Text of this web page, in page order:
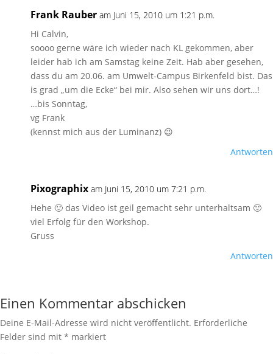
Frank Rauber am Juni 15, 2010 um 1:21 p.m.
Hi Calvin,
soooo gerne wäre ich wieder nach KL gekommen, aber
leider hab ich am Samstag keine Zeit. Hab aber gesehen,
dass du am 20.06. am Umwelt-Campus Birkenfeld bist. Das
is grad „um die Ecke“ bei mir. Also sehen wir uns dort…!
…bis Sonntag,
vg Frank
(kennst mich aus der Luminanz) 😉
Antworten
Pixographix am Juni 15, 2010 um 7:21 p.m.
Hehe 🙂 das Video ist geil gemacht sehr unterhaltsam 🙂
viel Erfolg für den Workshop.
Gruss
Antworten
Einen Kommentar abschicken
Deine E-Mail-Adresse wird nicht veröffentlicht. Erforderliche
Felder sind mit * markiert